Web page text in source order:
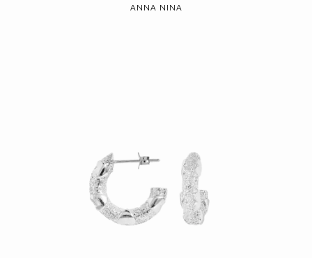
ANNA NINA